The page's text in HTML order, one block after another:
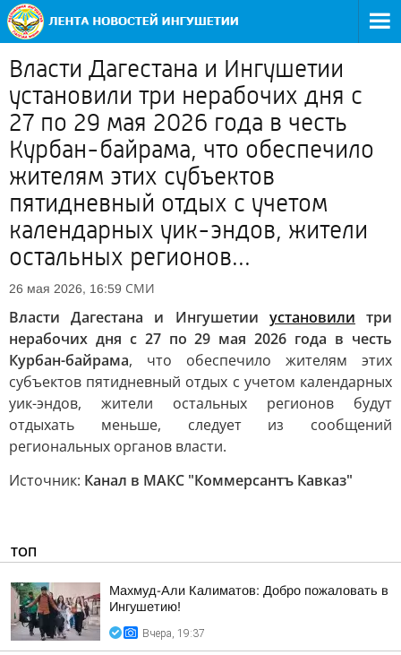
Власти Дагестана и Ингушетии
установили три нерабочих дня с
27 по 29 мая 2026 года в честь
Курбан-байрама, что обеспечило
жителям этих субъектов
пятидневный отдых с учетом
календарных уик-эндов, жители
остальных регионов...
26 мая 2026, 16:59 СМИ
Власти Дагестана и Ингушетии установили три
нерабочих дня с 27 по 29 мая 2026 года в честь
Курбан-байрама, что обеспечило жителям этих
субъектов пятидневный отдых с учетом календарных
уик-эндов, жители остальных регионов будут
отдыхать меньше, следует из сообщений
региональных органов власти.
Источник: Канал в МАКС "Коммерсантъ Кавказ"
ТОП
Махмуд-Али Калиматов: Добро пожаловать в
Ингушетию!
Вчера, 19:37